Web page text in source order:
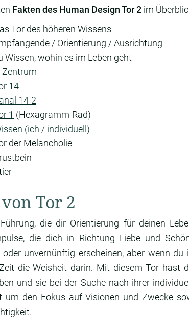
Fakten des Human Design Tor 2 im
Tor des höheren Wissens
/ Orientierung / Ausrichtung
Wissen, wohin es im Leben geht
Zentrum
14
14-2
1 (Hexagramm-Rad)
(ich / individuell)
der Melancholie
Tor 2
die dir Orientierung für deinen
die dich in Richtung Liebe und
unvernünftig erscheinen, aber wenn
die Weisheit darin. Mit diesem Tor hast
und sie bei der Suche nach ihrer
um den Fokus auf Visionen und Zwecke